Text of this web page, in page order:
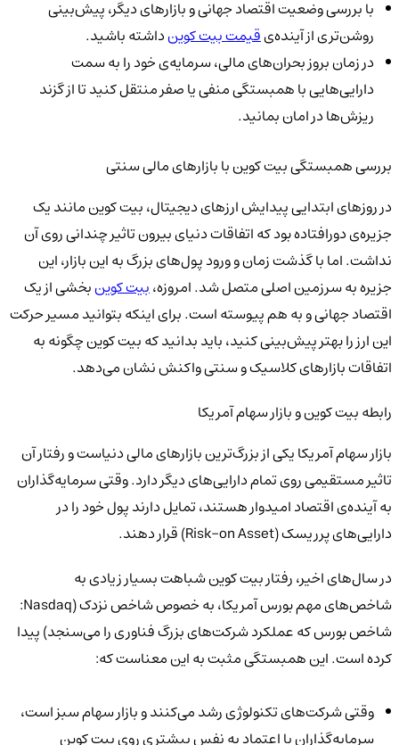
با بررسی وضعیت اقتصاد جهانی و بازارهای دیگر، پیش‌بینی
روشن‌تری از آینده‌یقیمت بیت کوینداشته باشید.
در زمان بروز بحران‌های مالی، سرمایه‌ی خود را به سمت
دارایی‌هایی با همبستگی منفی یا صفر منتقل کنید تا از گزند
ریزش‌ها در امان بمانید.
بررسی همبستگی بیت کوین با بازارهای مالی سنتی
در روزهای ابتدایی پیدایش ارزهای دیجیتال، بیت کوین مانند یک
جزیره‌ی دورافتاده بود که اتفاقات دنیای بیرون تاثیر چندانی روی آن
نداشت. اما با گذشت زمان و ورود پول‌های بزرگ به این بازار، این
جزیره به سرزمین اصلی متصل شد. امروزه،بیت کوینبخشی از یک
اقتصاد جهانی و به هم پیوسته است. برای اینکه بتوانید مسیر حرکت
این ارز را بهتر پیش‌بینی کنید، باید بدانید که بیت کوین چگونه به
اتفاقات بازارهای کلاسیک و سنتی واکنش نشان می‌دهد.
رابطه بیت کوین و بازار سهام آمریکا
بازار سهام آمریکا یکی از بزرگ‌ترین بازارهای مالی دنیاست و رفتار آن
تاثیر مستقیمی روی تمام دارایی‌های دیگر دارد. وقتی سرمایه‌گذاران
به آینده‌ی اقتصاد امیدوار هستند، تمایل دارند پول خود را در
دارایی‌های پرریسک (Risk-on Asset) قرار دهند.
در سال‌های اخیر، رفتار بیت کوین شباهت بسیار زیادی به
شاخص‌های مهم بورس آمریکا، به خصوص شاخص نزدک (Nasdaq:
شاخص بورس که عملکرد شرکت‌های بزرگ فناوری را می‌سنجد) پیدا
کرده است. این همبستگی مثبت به این معناست که:
وقتی شرکت‌های تکنولوژی رشد می‌کنند و بازار سهام سبز است،
سرمایه‌گذاران با اعتماد به نفس بیشتری روی بیت کوین